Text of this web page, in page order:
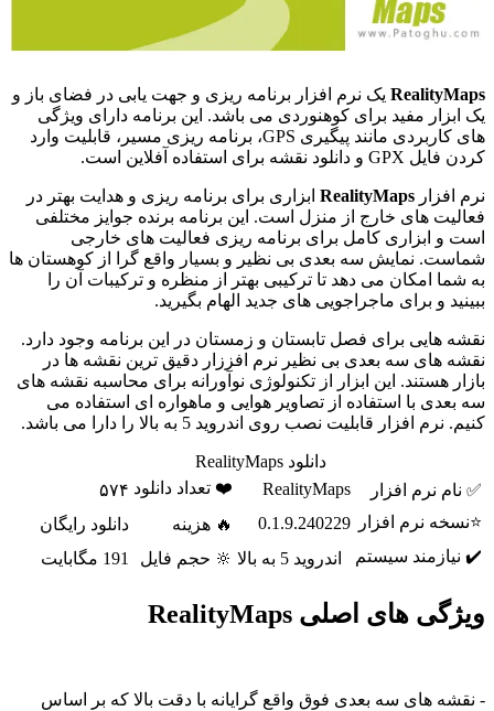
RealityMaps یک نرم افزار برنامه ریزی و جهت یابی در فضای باز و
یک ابزار مفید برای کوهنوردی می باشد. این برنامه دارای ویژگی
های کاربردی مانند پیگیری GPS، برنامه ریزی مسیر، قابلیت وارد
کردن فایل GPX و دانلود نقشه برای استفاده آفلاین است.
نرم افزار RealityMaps ابزاری برای برنامه ریزی و هدایت بهتر در
فعالیت های خارج از منزل است. این برنامه برنده جوایز مختلفی
است و ابزاری کامل برای برنامه ریزی فعالیت های خارجی
شماست. نمایش سه بعدی بی نظیر و بسیار واقع گرا از کوهستان ها
به شما امکان می دهد تا ترکیبی بهتر از منظره و ترکیبات آن را
ببینید و برای ماجراجویی های جدید الهام بگیرید.
نقشه هایی برای فصل تابستان و زمستان در این برنامه وجود دارد.
نقشه های سه بعدی بی نظیر نرم افززار دقیق ترین نقشه ها در
بازار هستند. این ابزار از تکنولوژی نوآورانه برای محاسبه نقشه های
سه بعدی با استفاده از تصاویر هوایی و ماهواره ای استفاده می
کنیم. نرم افزار قابلیت نصب روی اندروید 5 به بالا را دارا می باشد.
دانلود RealityMaps
✅ نام نرم افزار
RealityMaps ❤️ تعداد دانلود ۵۷۴
⭐نسخه نرم افزار
0.1.9.240229 🔥 هزینه
دانلود رایگان
✔️ نیازمند سیستم
اندروید 5 به بالا 🔆 حجم فایل 191 مگابایت
ویژگی های اصلی RealityMaps
- نقشه های سه بعدی فوق واقع گرایانه با دقت بالا که بر اساس